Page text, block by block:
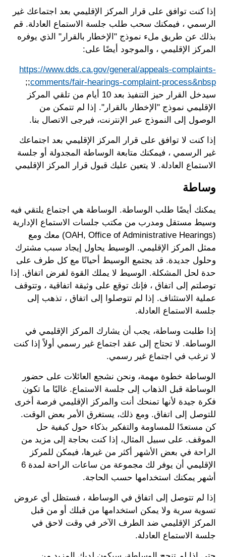
إذا كنت توافق على قرار المركز الإقليمي بعد اجتماعك غير
الرسمي ، فيمكنك سحب طلب جلسة الاستماع العادلة. قم
بذلك عن طريق ملء نموذج "الإخطار بالقرار" الذي يوفره
المركز الإقليمي ، والموجود أيضًا على:
https://www.dds.ca.gov/general/appeals-complaints-
comments/fair-hearings-complaint-process&nbsp
;;
سيدخل القرار حيز التنفيذ بعد 10 أيام من تلقي المركز
الإقليمي نموذج "الإخطار بالقرار". إذا لم تتمكن من
الوصول إلى النموذج عبر الإنترنت، فيرجى الاتصال بنا.
إذا كنت لا توافق على قرار المركز الإقليمي بعد اجتماعك
غير الرسمي ، فيمكنك متابعة الوساطة المجدولة أو جلسة
الاستماع العادلة. لا يتعين عليك قبول قرار المركز الإقليمي
وساطة
يمكنك أيضًا طلب الوساطة. الوساطة هي اجتماع يلتقي فيه
وسيط مستقل ومدرب من مكتب جلسات الاستماع الإدارية
(OAH, Office of Administrative Hearings) معك ومع
ممثل المركز الإقليمي. الوسيط يحاول إيجاد سبب مشترك
وحلول جديدة. قد يجتمع الوسيط أحيانًا مع كل طرف على
حدة لحل المشكلة. الوسيط لا يملك القوة لفرض اتفاق. إذا
توصلتم إلى اتفاق ، فإنك توقع على وثيقة اتفاقية ، وتتوقف
عملية الاستئناف. إذا لم تتوصلوا إلى اتفاق ، تذهب إلى
جلسة الاستماع العادلة.
إذا طلبت وساطة، يجب أن يشارك المركز الإقليمي في
الوساطة. لا تحتاج إلى عقد اجتماع غير رسمي أولاً إذا كنت
لا ترغب في اجتماع غير رسمي.
الوساطة خطوة مهمة، ونحن نشجع العائلات على حضور
الوساطة قبل الذهاب إلى جلسة الاستماع. غالبًا ما تكون
فكرة جيدة لأنها تمنحك أنت والمركز الإقليمي فرصة أخرى
للتوصل إلى اتفاق. ومع ذلك، يستغرق الأمر بعض الوقت.
كن مستعدًا للمساومة والتفكير بذكاء حول كيفية حل
الموقف. على سبيل المثال، إذا كنت بحاجة إلى مزيد من
الراحة في بعض الأشهر أكثر من غيرها، فيمكن للمركز
الإقليمي أن يوفر لك مجموعة من ساعات الراحة لمدة 6
أشهر يمكنك استخدامها حسب الحاجة.
إذا لم تتوصل إلى اتفاق في الوساطة ، فستظل أي عروض
تسوية سرية ولا يمكن استخدامها من قبلك أو من قبل
المركز الإقليمي ضد الطرف الآخر في وقت لاحق في
جلسة الاستماع العادلة.